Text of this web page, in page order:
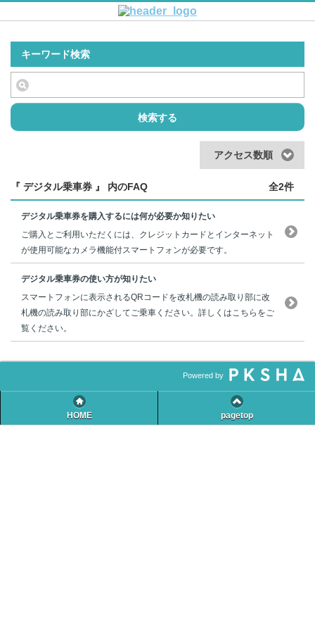
キーワード検索
検索する
アクセス数順
『 デジタル乗車券 』 内のFAQ 全2件
デジタル乗車券を購入するには何が必要か知りたい
ご購入とご利用いただくには、クレジットカードとインターネット
が使用可能なカメラ機能付スマートフォンが必要です。
デジタル乗車券の使い方が知りたい
スマートフォンに表示されるQRコードを改札機の読み取り部に改
札機の読み取り部にかざしてご乗車ください。詳しくはこちらをご
覧ください。
Powered by
HOME pagetop